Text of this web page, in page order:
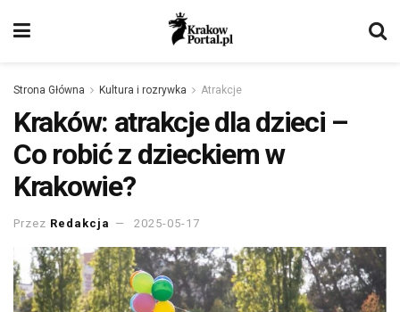
Strona Główna Kultura i rozrywka Atrakcje
Kraków: atrakcje dla dzieci –
Co robić z dzieckiem w
Krakowie?
Przez Redakcja 2025-05-17